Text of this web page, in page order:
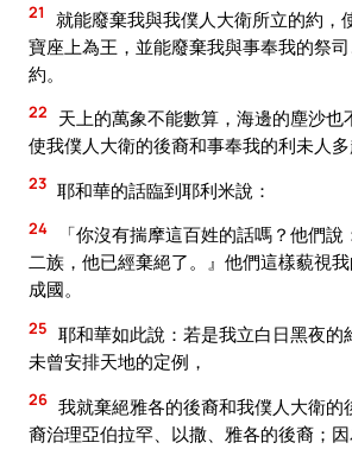
21
就能廢棄我與我僕人大衛所立的約，
寶座上為王，並能廢棄我與事奉我的祭
約。
22
天上的萬象不能數算，海邊的塵沙也
使我僕人大衛的後裔和事奉我的利未人多
23 耶和華的話臨到耶利米說：
24
「你沒有揣摩這百姓的話嗎？他們
二族，他已經棄絕了。』他們這樣藐視
成國。
25 耶和華如此說：若是我立白日黑夜的
未曾安排天地的定例，
26 我就棄絕雅各的後裔和我僕人大衛的
裔治理亞伯拉罕、以撒、雅各的後裔；